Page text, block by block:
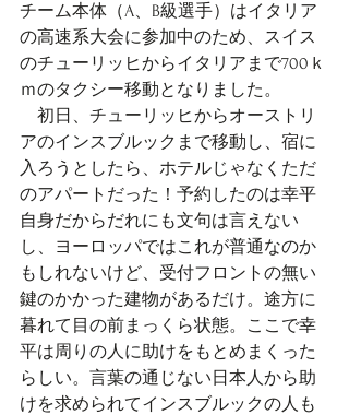
チーム本体（A、B級選手）はイタリア
の高速系大会に参加中のため、スイス
のチューリッヒからイタリアまで700ｋ
ｍのタクシー移動となりました。
初日、チューリッヒからオーストリ
アのインスブルックまで移動し、宿に
入ろうとしたら、ホテルじゃなくただ
のアパートだった！予約したのは幸平
自身だからだれにも文句は言えない
し、ヨーロッパではこれが普通なのか
もしれないけど、受付フロントの無い
鍵のかかった建物があるだけ。途方に
暮れて目の前まっくら状態。ここで幸
平は周りの人に助けをもとめまくった
らしい。言葉の通じない日本人から助
けを求められてインスブルックの人も